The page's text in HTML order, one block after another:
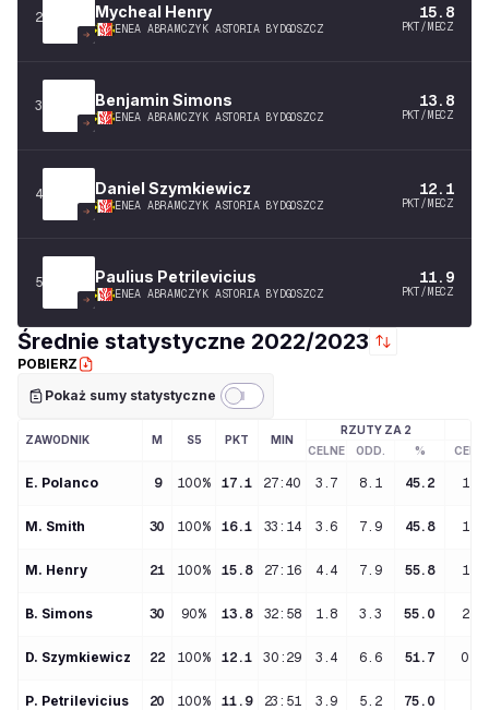
2 Mycheal Henry
ENEA ABRAMCZYK ASTORIA BYDGOSZCZ
15.8
PKT/MECZ
3 Benjamin Simons
ENEA ABRAMCZYK ASTORIA BYDGOSZCZ
13.8
PKT/MECZ
4 Daniel Szymkiewicz
ENEA ABRAMCZYK ASTORIA BYDGOSZCZ
12.1
PKT/MECZ
5 Paulius Petrilevicius
ENEA ABRAMCZYK ASTORIA BYDGOSZCZ
11.9
PKT/MECZ
Średnie statystyczne 2022/2023
POBIERZ
Pokaż sumy statystyczne
ZAWODNIK M S5 PKT MIN
RZUTY ZA 2
CELNE
ODD. %
E. Polanco 9 100% 17.1 27:40 3.7 8.1 45.2 1.6
M. Smith 30 100% 16.1 33:14 3.6 7.9 45.8 1.9
M. Henry 21 100% 15.8 27:16 4.4 7.9 55.8 1.5
B. Simons 30 90% 13.8 32:58 1.8 3.3 55.0 2.9
D. Szymkiewicz 22 100% 12.1 30:29 3.4 6.6 51.7 0.8
P. Petrilevicius 20 100% 11.9 23:51 3.9 5.2 75.0